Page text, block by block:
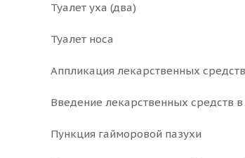
Туалет уха (два)
Туалет носа
Аппликация лекарственных
Введение лекарственных средств
Пункция гайморовой пазухи